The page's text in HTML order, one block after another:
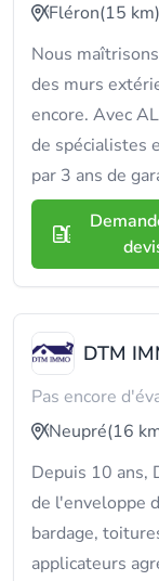
Fléron(15 km)
Nous
des murs
encore. Avec
de spécialistes
par 3 ans de
DTM
Pas encore
Neupré(16
Depuis 10 ans,
de l'enveloppe
bardage,
applicateurs